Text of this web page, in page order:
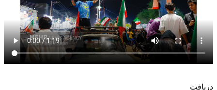
دریافت